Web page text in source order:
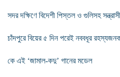
সদর দক্ষিণে বিদেশী পিস্তল ও গুলিসহ
চাঁদপুরে বিয়ের ৫ দিন পরেই নববধূর
কে এই ‘জামাল-কদু’ গানের মডেল